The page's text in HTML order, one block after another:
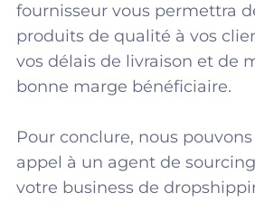
fournisseur vous permettra
produits de qualité à vos
vos délais de livraison et de
bonne marge bénéficiaire.
Pour conclure, nous
appel à un agent de
votre business de